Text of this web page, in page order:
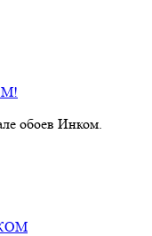
обоев Инком.